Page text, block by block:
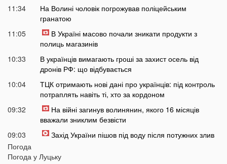
11:34
На Волині чоловік погрожував поліцейським
гранатою
11:05
В Україні масово почали зникати продукти з
полиць магазинів
10:33
В українців вимагають гроші за захист осель від
дронів РФ: що відбувається
10:04
ТЦК отримають нові дані про українців: під контроль
потраплять навіть ті, хто за кордоном
09:32
На війні загинув волинянин, якого 16 місяців
вважали зниклим безвісти
09:03
Захід України пішов під воду після потужних злив
08:50
травмований
Погода
Погода у Луцьку